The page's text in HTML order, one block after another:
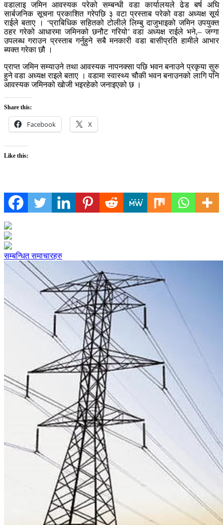
वडालाइ जमिन आवस्यक परेको सम्बन्धी वडा कार्यालयले ढेड बर्ष अघि
सार्बजनिक सूचना प्रकाशित गरेपछि ३ वटा प्रस्ताब परेको वडा अध्यक्ष सूर्य
राईले बताए । ‘प्राबिधिक सहितको टोलीले लिम्बु दाजुभाइको जमिन उपयुक्त
ठहर गरेको आधारमा जमिनको छनौट गरियो’ वडा अध्यक्ष राईले भने,– जग्गा
उपलब्ध गराउन प्रस्ताब गर्नुहुने सबै मनकारी वडा बासीप्रति हामीले आभार
ब्यक्त गरेका छौ ।
प्राप्त जमिन सम्याउने तथा आवस्यक नापनक्सा पछि भवन बनाउने प्रकृया सुरु
हुने वडा अध्यक्ष राइले बताए । वडामा स्वास्थ्य चौकी भवन बनाउनको लागि पनि
आवस्यक जमिनको खोजी भइरहेको जनाइएको छ ।
Share this:
Facebook X
Like this:
सम्बन्धित समाचारहरु